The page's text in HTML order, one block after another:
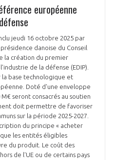
européenne
jeudi 16 octobre 2025 par
danoise du Conseil
la création du premier
de la défense (EDIP).
la base technologique et
Doté d'une enveloppe
seront consacrés au soutien
doit permettre de favoriser
sur la période 2025-2027.
du principe « acheter
les entités éligibles
du produit. Le coût des
de l'UE ou de certains pays